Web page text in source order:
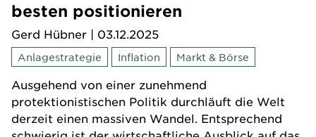
besten positionieren
Gerd Hübner | 03.12.2025
Anlagestrategie Inflation Markt & Börse
Ausgehend von einer zunehmend
protektionistischen Politik durchläuft die Welt
derzeit einen massiven Wandel. Entsprechend